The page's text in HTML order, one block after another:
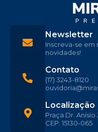
Localização
Praça Dr.
CEP: 15130-065
Contato
(17) 3243-8120
Newsletter
Inscreva-se
novidades!